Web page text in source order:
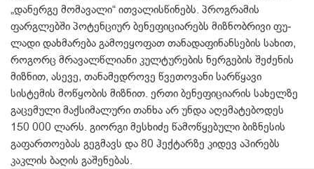
„დანერგე მომავალი“ ითვალისწინებს. პროგრამის
ფარგლებში პოტენციურ ბენეფიციარებს მიზნობრივი ფუ­
ლადი დახმარება გამოეყოფათ თანა­დაფინანსების სახით,
როგორც მრა­ვალწლიანი კულტურების ნერგების შეძენის
მიზნით, ასევე, თანამედროვე წვეთოვანი სარწყავი
სისტემის მოწ­ყობის მიზნით. ერთი ბენეფიციარის სახელზე
გაცემული მაქსიმალური თანხა არ უნდა აღემატებოდეს
150 000 ლარს. გიორგი მესხიძე წამოწყე­ბული ბიზნესის
გაფართოებას გეგ­მავს და 80 ჰექტარზე კიდევ აპირებს
კაკლის ბაღის გაშენებას.